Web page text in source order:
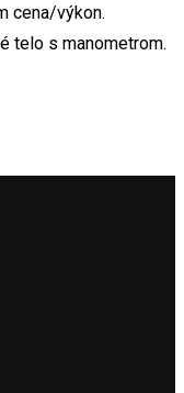
cena/výkon.
telo s manometrom.